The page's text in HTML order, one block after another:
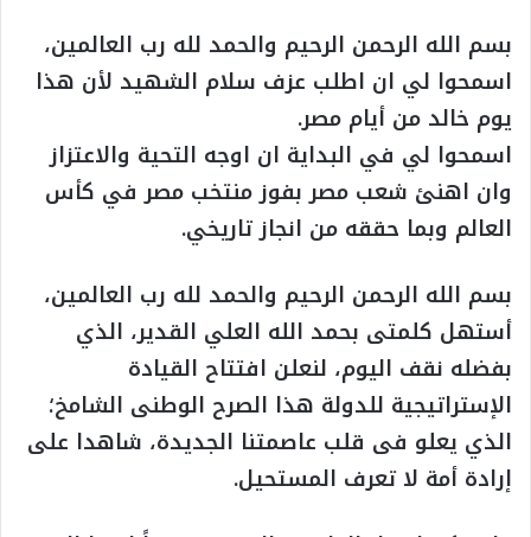
بسم الله الرحمن الرحيم والحمد لله رب العالمين،
اسمحوا لي ان اطلب عزف سلام الشهيد لأن هذا
يوم خالد من أيام مصر.
اسمحوا لي في البداية ان اوجه التحية والاعتزاز
وان اهنئ شعب مصر بفوز منتخب مصر في كأس
العالم وبما حققه من انجاز تاريخي.
بسم الله الرحمن الرحيم والحمد لله رب العالمين،
أستهل كلمتى بحمد الله العلي القدير، الذي
بفضله نقف اليوم، لنعلن افتتاح القيادة
الإستراتيجية للدولة هذا الصرح الوطنى الشامخ؛
الذي يعلو فى قلب عاصمتنا الجديدة، شاهدا على
إرادة أمة لا تعرف المستحيل.